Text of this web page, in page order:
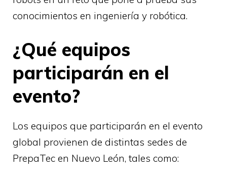
conocimientos en ingeniería y robótica.
¿Qué equipos
participarán en el
evento?
Los equipos que participarán en el evento
global provienen de distintas sedes de
PrepaTec en Nuevo León, tales como: